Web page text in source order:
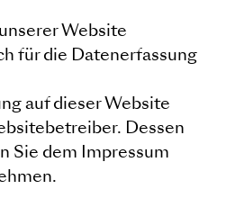
Website
für die Datenerfassung
auf dieser Website
Dessen
Sie dem Impressum